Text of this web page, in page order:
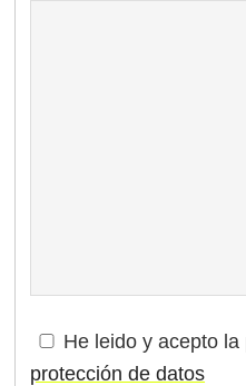
He leido y acepto la
protección de datos